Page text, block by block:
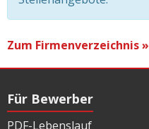
Zum Firmenverzeichnis »
Für Bewerber
PDF-Lebenslauf